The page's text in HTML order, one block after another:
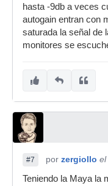
hasta -9db a veces
autogain entran con
saturada la señal de
monitores se
#7 por zergiollo el
Teniendo la Maya la